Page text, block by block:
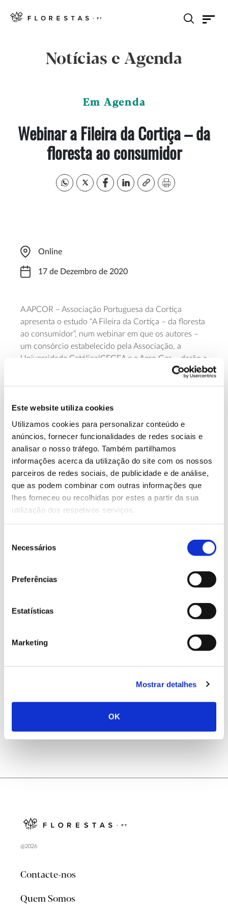
Este website utiliza cookies
Utilizamos cookies para personalizar conteúdo e
anúncios, fornecer funcionalidades de redes sociais e
analisar o nosso tráfego. Também partilhamos
informações acerca da utilização do site com os nossos
parceiros de redes sociais, de publicidade e de análise,
que as podem combinar com outras informações que
lhes forneceu ou recolhidas por estes a partir da sua
utilização dos respetivos serviços.
Necessários
Preferências
Estatísticas
Marketing
Mostrar detalhes
OK
Notícias e Agenda
Em Agenda
Webinar a Fileira da Cortiça – da
floresta ao consumidor
Online
17 de Dezembro de 2020
A APCOR – Associação Portuguesa da Cortiça
apresenta o estudo “A Fileira da Cortiça – da floresta
ao consumidor”, num webinar em que os autores –
um consórcio estabelecido pela Associação, a
Universidade Católica|CEGEA e a Agro.Ges – darão a
conhecer as suas principais conclusões. O trabalho
dele resulta.
Para acompanhar é necessáriainscrição prévia
Saiba mais sobre este webinar
13.07.2026
Genoma do priolo e de outras espécies em risco:
conhecer para conservar
02.07.2026
cidadãos chamados a ajudar
Natureza e florestas procuram jovens voluntários
@2026
Contacte-nos
Quem Somos